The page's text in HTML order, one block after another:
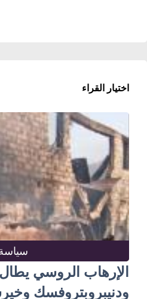
اختيار القراء
الإرهاب الروسي
ودنيبروبتروفسك